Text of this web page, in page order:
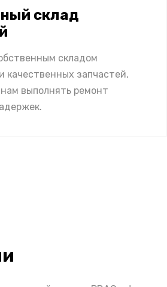
склад
складом
качественных запчастей,
выполнять ремонт